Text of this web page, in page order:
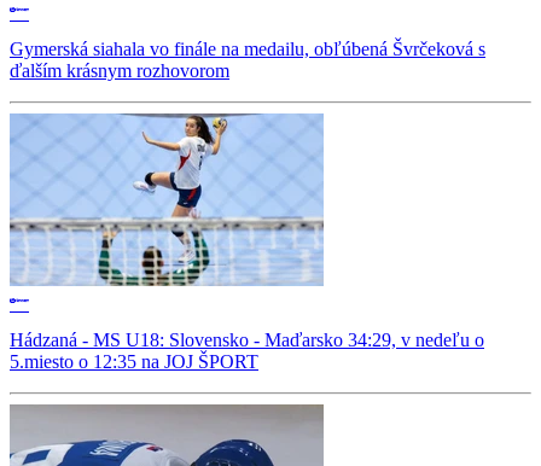
Gymerská siahala vo finále na medailu, obľúbená Švrčeková s
ďalším krásnym rozhovorom
Hádzaná - MS U18: Slovensko - Maďarsko 34:29, v nedeľu o
5.miesto o 12:35 na JOJ ŠPORT